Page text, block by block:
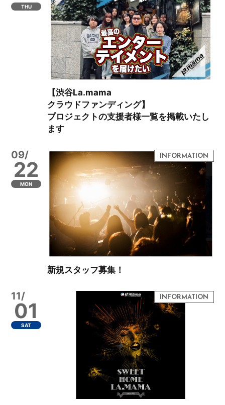
THU
【渋谷La.mama
クラウドファンディング】
プロジェクトの支援者様一覧を掲載いたし
ます
09/
22
MON
新規スタッフ募集！
11/
01
SAT